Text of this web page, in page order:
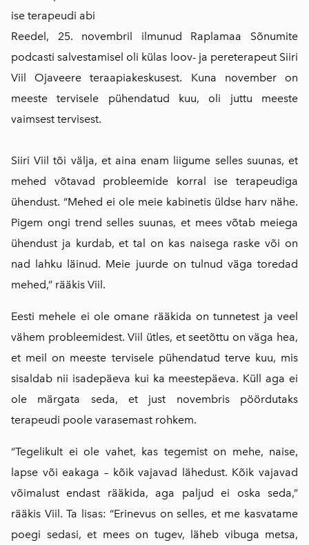
ise terapeudi abi
Reedel, 25. novembril ilmunud Raplamaa Sõnumite
podcasti salvestamisel oli külas loov- ja pereterapeut Siiri
Viil Ojaveere teraapiakeskusest. Kuna november on
meeste tervisele pühendatud kuu, oli juttu meeste
vaimsest tervisest.
Siiri Viil tõi välja, et aina enam liigume selles suunas, et
mehed võtavad probleemide korral ise terapeudiga
ühendust. “Mehed ei ole meie kabinetis üldse harv nähe.
Pigem ongi trend selles suunas, et mees võtab meiega
ühendust ja kurdab, et tal on kas naisega raske või on
nad lahku läinud. Meie juurde on tulnud väga toredad
mehed,” rääkis Viil.
Eesti mehele ei ole omane rääkida on tunnetest ja veel
vähem probleemidest. Viil ütles, et seetõttu on väga hea,
et meil on meeste tervisele pühendatud terve kuu, mis
sisaldab nii isadepäeva kui ka meestepäeva. Küll aga ei
ole märgata seda, et just novembris pöördutaks
terapeudi poole varasemast rohkem.
“Tegelikult ei ole vahet, kas tegemist on mehe, naise,
lapse või eakaga – kõik vajavad lähedust. Kõik vajavad
võimalust endast rääkida, aga paljud ei oska seda,”
rääkis Viil. Ta lisas: “Erinevus on selles, et me kasvatame
poegi sedasi, et mees on tugev, läheb vibuga metsa,